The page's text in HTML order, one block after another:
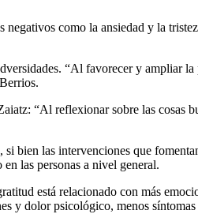
como la ansiedad y la
“Al favorecer y ampliar
“Al reflexionar sobre las cosas
bien las intervenciones que
las personas a nivel general.
está relacionado con más
y dolor psicológico, menos